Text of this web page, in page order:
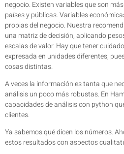
negocio. Existen variables que son
países y públicas. Variables
propias del negocio. Nuestra
una matriz de decisión, aplicando
escalas de valor. Hay que tener
expresada en unidades diferentes,
cosas distintas.
A veces la información es tanta que
análisis un poco más robustas. En
capacidades de análisis con python
clientes.
Ya sabemos qué dicen los números.
estos resultados con aspectos